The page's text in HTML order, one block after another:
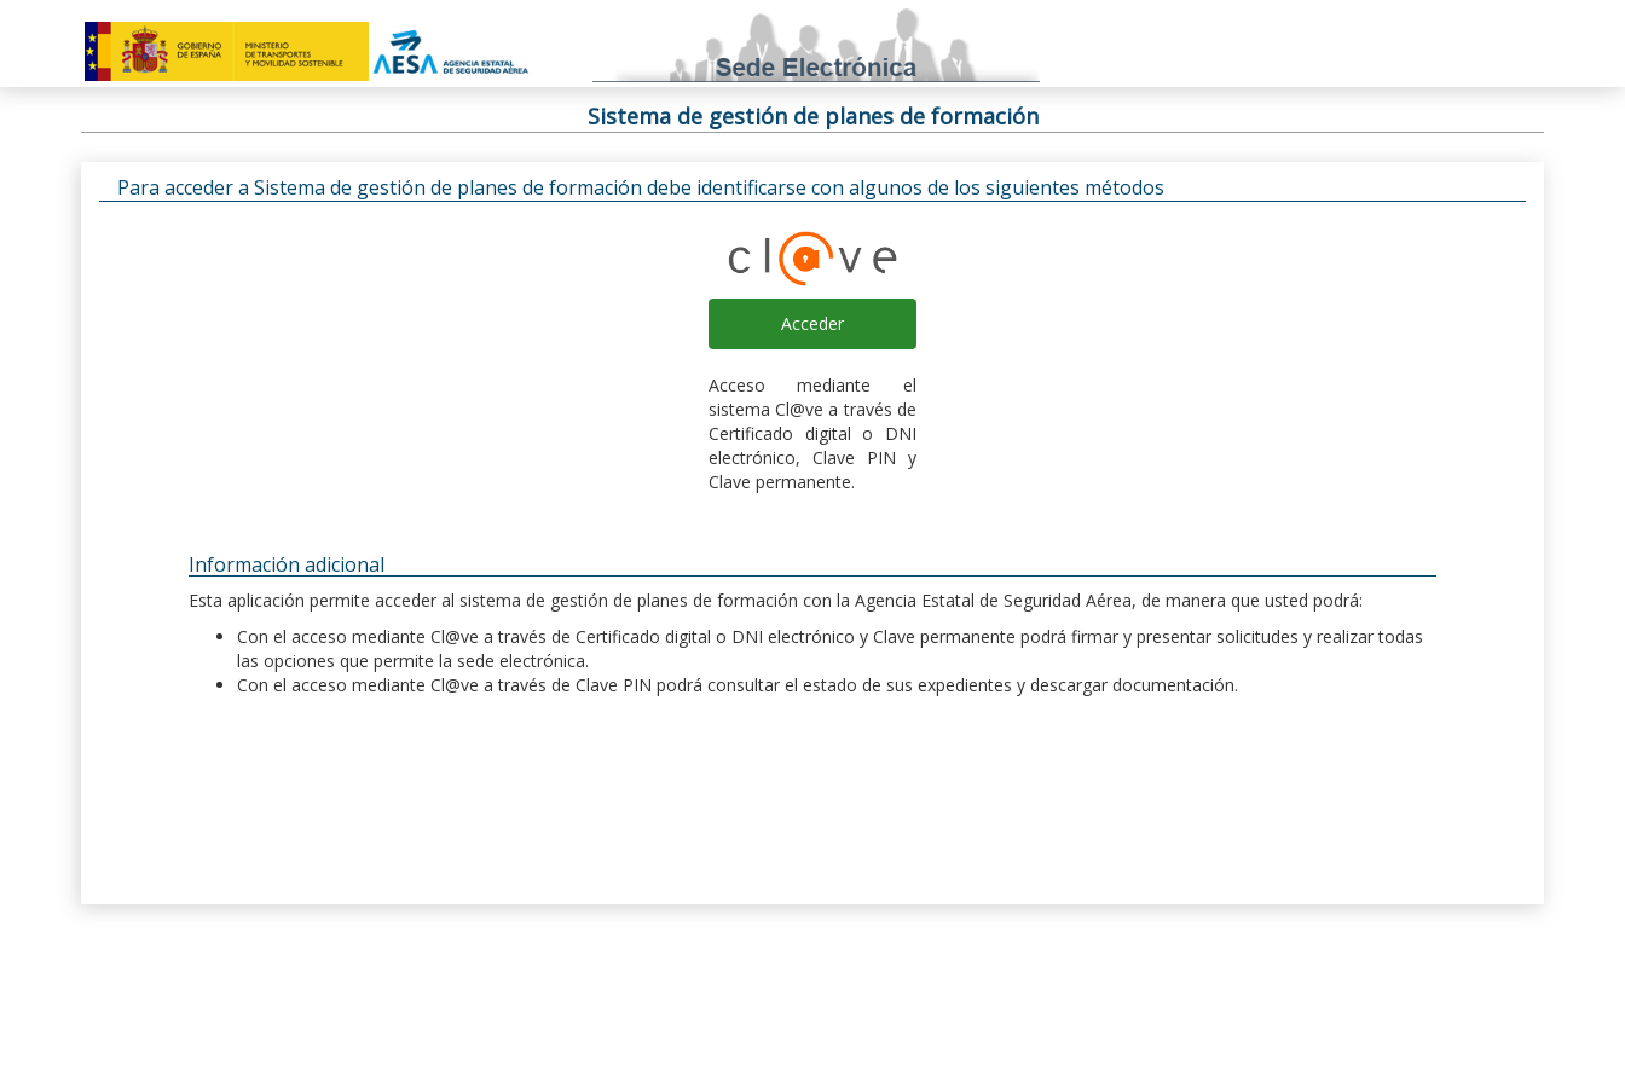
Sistema de gestión de planes de formación
Para acceder a Sistema de gestión de planes de formación debe identificarse con algunos de los siguientes métodos
Acceder
Acceso mediante el
sistema Cl@ve a través de
Certificado digital o DNI
electrónico, Clave PIN y
Clave permanente.
Información adicional
Esta aplicación permite acceder al sistema de gestión de planes de formación con la Agencia Estatal de Seguridad Aérea, de manera que usted podrá:
Con el acceso mediante Cl@ve a través de Certificado digital o DNI electrónico y Clave permanente podrá firmar y presentar solicitudes y realizar todas
las opciones que permite la sede electrónica.
Con el acceso mediante Cl@ve a través de Clave PIN podrá consultar el estado de sus expedientes y descargar documentación.